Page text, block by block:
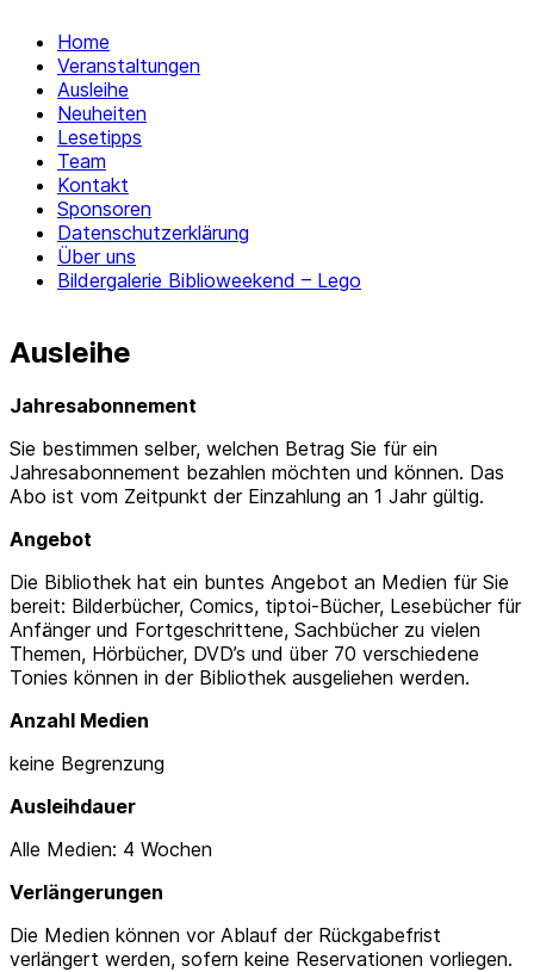
Home
Veranstaltungen
Ausleihe
Neuheiten
Lesetipps
Team
Kontakt
Sponsoren
Datenschutzerklärung
Über uns
Bildergalerie Biblioweekend – Lego
Ausleihe
Jahresabonnement
Sie bestimmen selber, welchen Betrag Sie für ein
Jahresabonnement bezahlen möchten und können. Das
Abo ist vom Zeitpunkt der Einzahlung an 1 Jahr gültig.
Angebot
Die Bibliothek hat ein buntes Angebot an Medien für Sie
bereit: Bilderbücher, Comics, tiptoi-Bücher, Lesebücher für
Anfänger und Fortgeschrittene, Sachbücher zu vielen
Themen, Hörbücher, DVD’s und über 70 verschiedene
Tonies können in der Bibliothek ausgeliehen werden.
Anzahl Medien
keine Begrenzung
Ausleihdauer
Alle Medien: 4 Wochen
Verlängerungen
Die Medien können vor Ablauf der Rückgabefrist
verlängert werden, sofern keine Reservationen vorliegen.